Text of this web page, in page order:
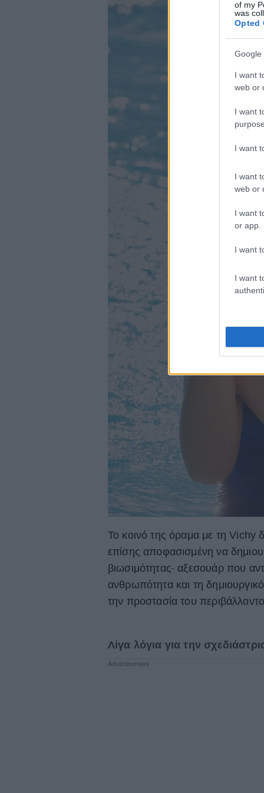
of my
was
Opted
Google
I want
web or
I want
I want
I want
web or
I want
or app.
I want
I want
Το κοινό της όραμα με τη Vichy
επίσης αποφασισμένη να
βιωσιμότητας· αξεσουάρ που
ανθρωπότητα και τη
την προστασία του
Λίγα λόγια για την